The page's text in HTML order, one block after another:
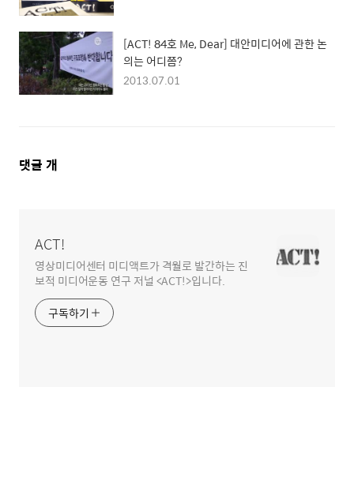
[ACT! 84호 Me, Dear] 대안미디어에 관한 논
의는 어디쯤?
2013.07.01
댓
댓글 개
ACT!
영상미디어센터 미디액트가 격월로 발간하는 진
보적 미디어운동 연구 저널 <ACT!>입니다.
구독하기